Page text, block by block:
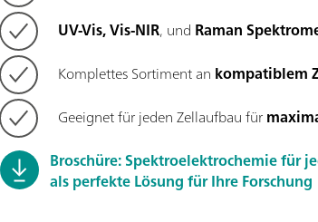
UV-Vis, Vis-NIR, und Raman
Komplettes Sortiment an kompatiblem
Geeignet für jeden Zellaufbau für
Broschüre: Spektroelektrochemie für
als perfekte Lösung für Ihre Forschung